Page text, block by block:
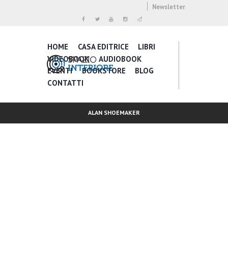
Newsletter
HOME CASA EDITRICE
LIBRI
VIDEOBOOK
AUDIOBOOK
EVENTI
BOOKSTORE
BLOG
CONTATTI
ALAN SHOEMAKER